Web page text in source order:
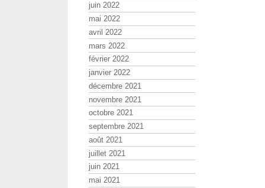
juin 2022
mai 2022
avril 2022
mars 2022
février 2022
janvier 2022
décembre 2021
novembre 2021
octobre 2021
septembre 2021
août 2021
juillet 2021
juin 2021
mai 2021